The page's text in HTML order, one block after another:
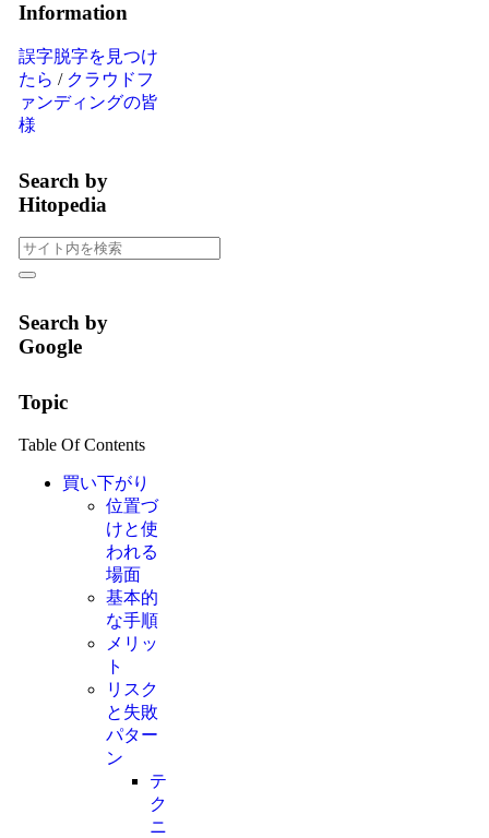
Information
誤字脱字を見つけ
たら / クラウドフ
ァンディングの皆
様
Search by
Hitopedia
Search by
Google
Topic
Table Of Contents
買い下がり
位置づ
けと使
われる
場面
基本的
な手順
メリッ
ト
リスク
と失敗
パター
ン
テ
ク
ニ